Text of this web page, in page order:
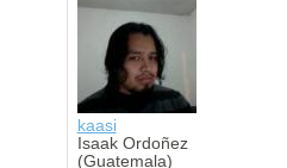
kaasi
Isaak Ordoñez
(Guatemala)